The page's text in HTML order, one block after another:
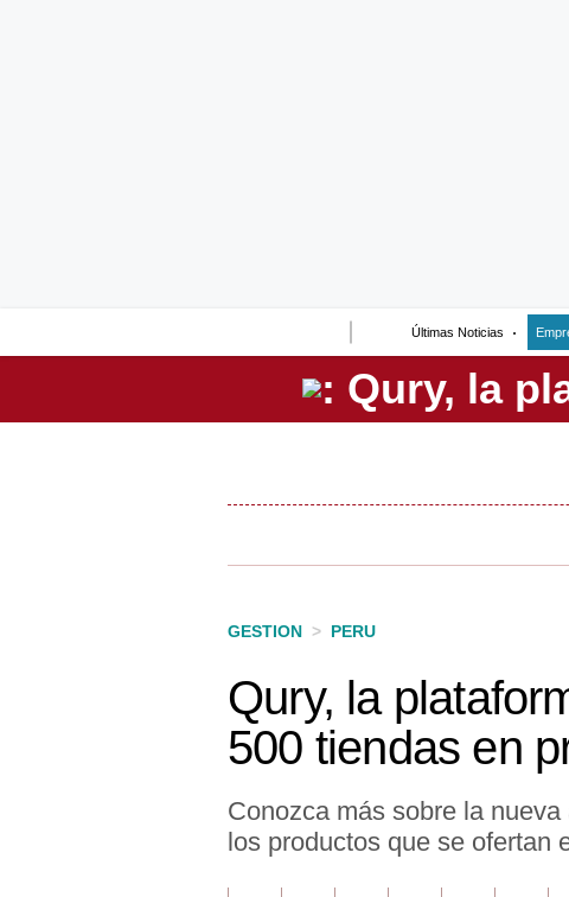
Últimas Noticias
Perú
GESTION > PERU
Qury, la
500 tiendas en
Conozca más sobre la
los productos que se ofertan